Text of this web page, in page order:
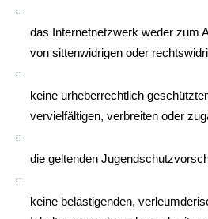
das Internetnetzwerk weder zum
von sittenwidrigen oder
keine urheberrechtlich
vervielfältigen, verbreiten oder
die geltenden
keine belästigenden,